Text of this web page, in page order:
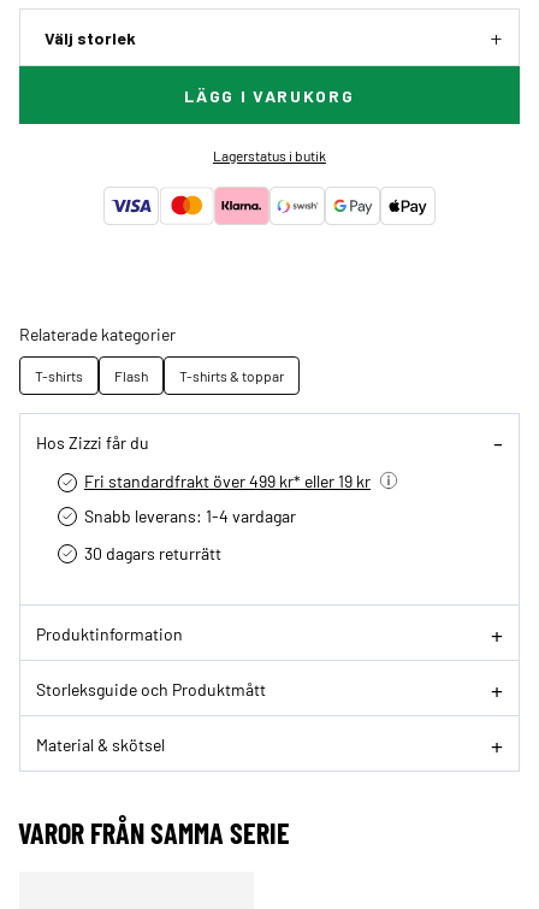
Välj storlek
LÄGG I VARUKORG
Lagerstatus i butik
Relaterade kategorier
T-shirts Flash T-shirts & toppar
Hos Zizzi får du
Fri standardfrakt över 499 kr* eller 19 kr
Snabb leverans: 1-4 vardagar
30 dagars returrätt­
Produktinformation
Storleksguide och Produktmått
Material & skötsel
VAROR FRÅN SAMMA SERIE